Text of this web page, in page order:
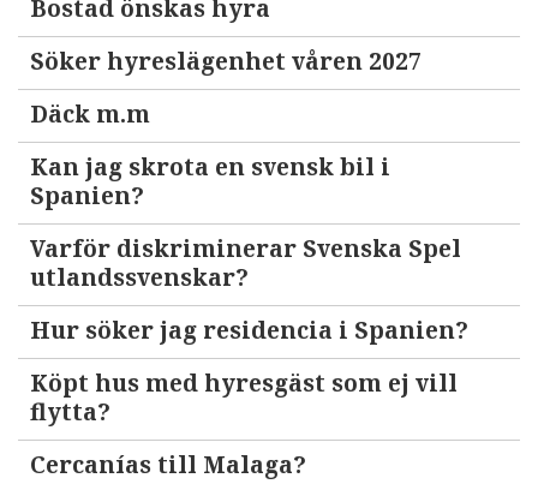
Bostad önskas hyra
Söker hyreslägenhet våren 2027
Däck m.m
Kan jag skrota en svensk bil i
Spanien?
Varför diskriminerar Svenska Spel
utlandssvenskar?
Hur söker jag residencia i Spanien?
Köpt hus med hyresgäst som ej vill
flytta?
Cercanías till Malaga?